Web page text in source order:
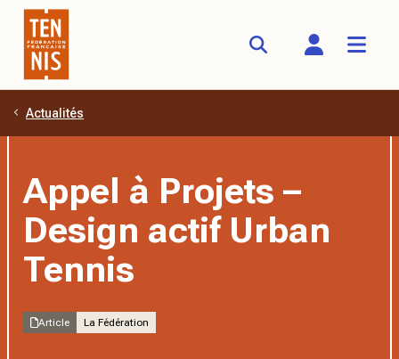
Aller au contenu principal
Actualités
Appel à Projets –
Design actif Urban
Tennis
Article La Fédération